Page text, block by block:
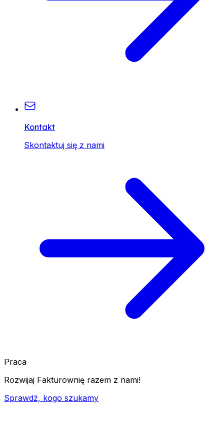
Kontakt
Skontaktuj się z nami
Praca
Rozwijaj Fakturownię razem z nami!
Sprawdź, kogo szukamy